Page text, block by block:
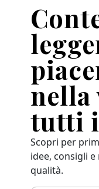
nella
tutti
Scopri per
idee, consigli
qualità.